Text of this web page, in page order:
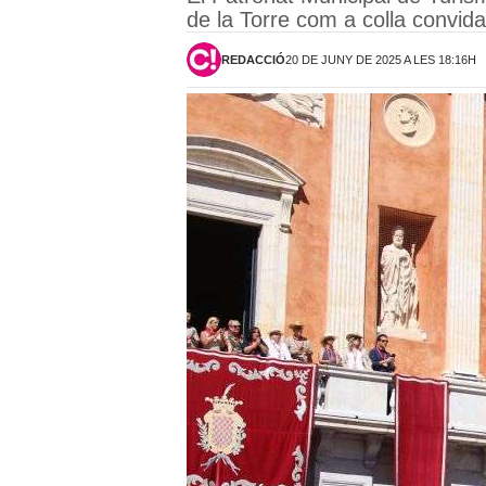
de la Torre com a colla
REDACCIÓ20 DE JUNY DE 2025 A LES 18:16H